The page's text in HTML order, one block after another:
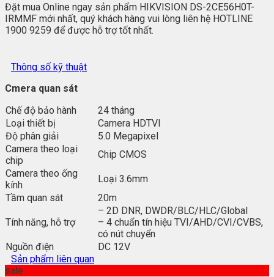
Đặt mua Online ngay sản phẩm HIKVISION DS-2CE56H0T-
IRMMF mới nhất, quý khách hàng vui lòng liên hệ HOTLINE
1900 9259 để được hỗ trợ tốt nhất.
Thông số kỹ thuật
Cmera quan sát
Chế độ bảo hành
24 tháng
Loại thiết bị
Camera HDTVI
Độ phân giải
5.0 Megapixel
Camera theo loại
chip
Chip CMOS
Camera theo ống
kính
Loại 3.6mm
Tầm quan sát
20m
Tính năng, hỗ trợ
– 2D DNR, DWDR/BLC/HLC/Global
– 4 chuẩn tín hiệu TVI/AHD/CVI/CVBS,
có nút chuyển
Nguồn điện
DC 12V
Sản phẩm liên quan
sale